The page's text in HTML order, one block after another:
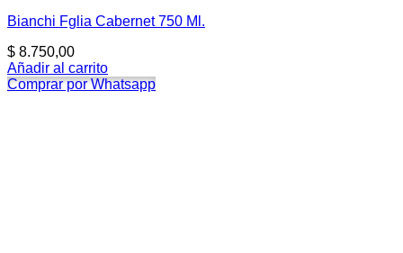
Bianchi Fglia Cabernet 750 Ml.
$ 8.750,00
Añadir al carrito
Comprar por Whatsapp